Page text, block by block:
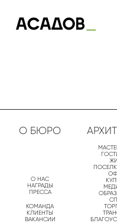
О БЮРО
О НАС
НАГРАДЫ
ПРЕССА
КОМАНДА
КЛИЕНТЫ
ВАКАНСИИ